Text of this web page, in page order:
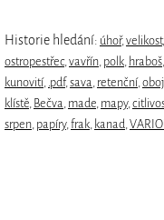
Historie hledání: úhoř, velikost,
ostropestřec, vavřín polk hraboš
kunovití, .pdf, sava retenční,
klístě Bečva made mapy,
srpen papíry, frak kanad